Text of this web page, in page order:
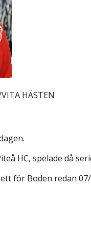
HÄSTEN
HC, spelade då
för Boden redan